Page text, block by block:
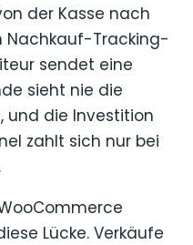
der Kasse nach
Nachkauf-Tracking-
sendet eine
sieht nie die
und die Investition
zahlt sich nur bei
Lücke. Verkäufe